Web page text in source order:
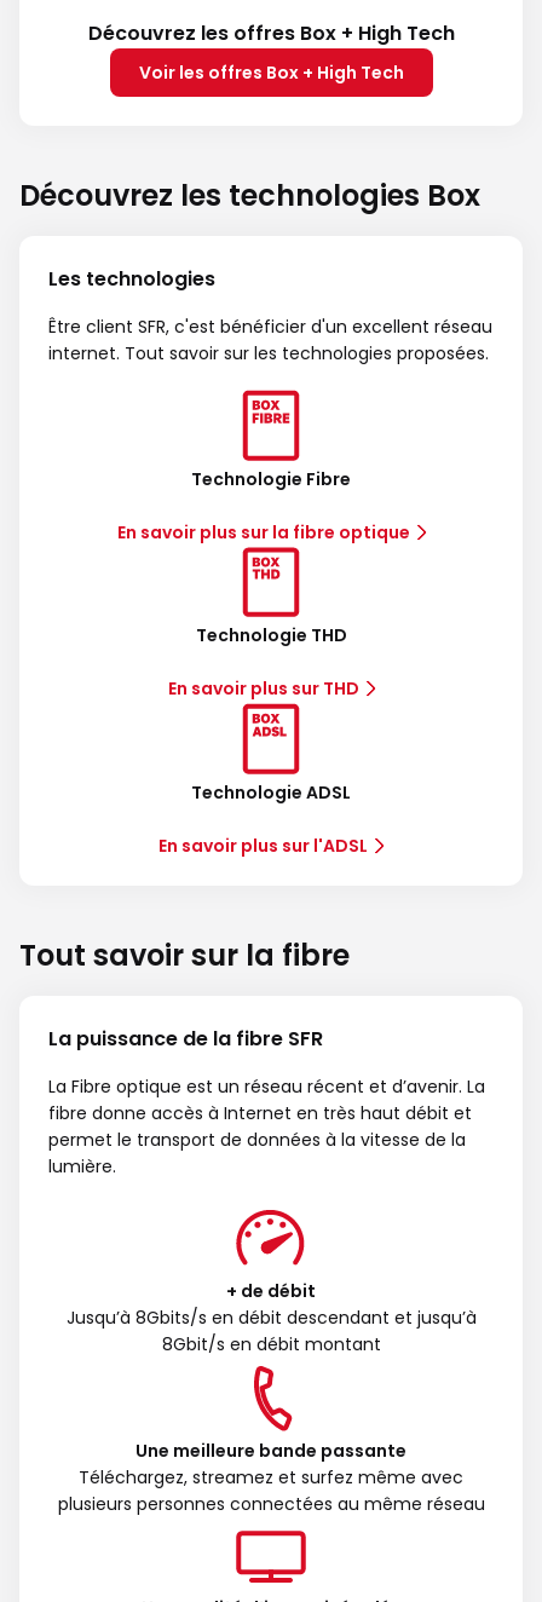
Découvrez les offres Box + High Tech
Voir les offres Box + High Tech
Découvrez les technologies Box
Les technologies
Être client SFR, c'est bénéficier d'un excellent réseau
internet. Tout savoir sur les technologies proposées.
Technologie Fibre
En savoir plus sur la fibre optique
Technologie THD
En savoir plus sur THD
Technologie ADSL
En savoir plus sur l'ADSL
Tout savoir sur la fibre
La puissance de la fibre SFR
La Fibre optique est un réseau récent et d’avenir. La
fibre donne accès à Internet en très haut débit et
permet le transport de données à la vitesse de la
lumière.
+ de débit
Jusqu’à 8Gbits/s en débit descendant et jusqu’à
8Gbit/s en débit montant
Une meilleure bande passante
Téléchargez, streamez et surfez même avec
plusieurs personnes connectées au même réseau